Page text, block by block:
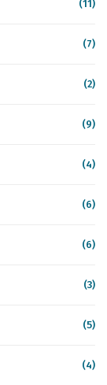
(11)
(7)
(2)
(9)
(4)
(6)
(6)
(3)
(5)
(4)